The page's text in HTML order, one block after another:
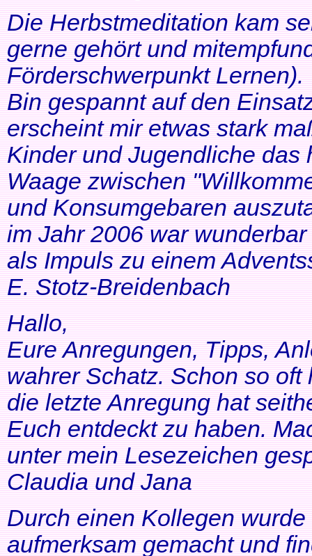
Die Herbstmeditation kam
gerne gehört und
Förderschwerpunkt Lernen).
Bin gespannt auf den
erscheint mir etwas stark
Kinder und Jugendliche das
Waage zwischen
und Konsumgebaren
im Jahr 2006 war
als Impuls zu einem
E. Stotz-Breidenbach
Hallo,
Eure Anregungen, Tipps,
wahrer Schatz. Schon so
die letzte Anregung hat
Euch entdeckt zu haben.
unter mein Lesezeichen
Claudia und Jana
Durch einen Kollegen
aufmerksam gemacht und